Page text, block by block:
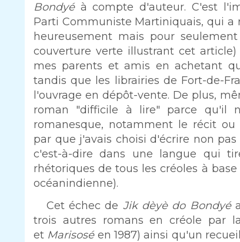
Bondyéà compte d'auteur. C'est
Parti Communiste Martiniquais, qui a
heureusement mais pour
couverture verte illustrant cet
mes parents et amis en achetant
tandis que les librairies de Fort-de-
l'ouvrage en dépôt-vente. De plus,
roman "difficile à lire" parce qu'il
romanesque, notamment le récit ou
par que j'avais choisi d'écrire non
c'est-à-dire dans une langue qui
rhétoriques de tous les créoles à
océanindienne).
Cet échec de Jik dèyè do Bondyé
trois autres romans en créole par
et Marisosé en 1987) ainsi qu'un